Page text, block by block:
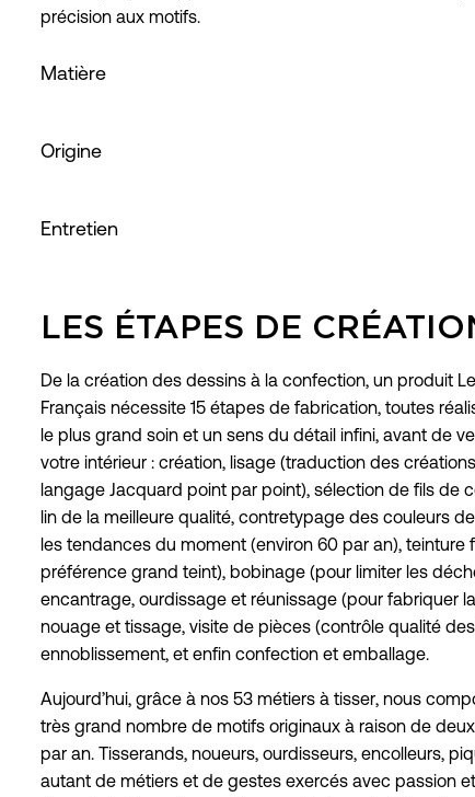
précision aux motifs.
Matière
Origine
Entretien
LES ÉTAPES DE
De la création des dessins à la confection, un produit
Français nécessite 15 étapes de fabrication, toutes
le plus grand soin et un sens du détail infini, avant de
votre intérieur : création, lisage (traduction des
langage Jacquard point par point), sélection de fils de
lin de la meilleure qualité, contretypage des couleurs
les tendances du moment (environ 60 par an), teinture
préférence grand teint), bobinage (pour limiter les
encantrage, ourdissage et réunissage (pour fabriquer
nouage et tissage, visite de pièces (contrôle qualité
ennoblissement, et enfin confection et emballage.
Aujourd’hui, grâce à nos 53 métiers à tisser, nous
très grand nombre de motifs originaux à raison de
par an. Tisserands, noueurs, ourdisseurs, encolleurs,
autant de métiers et de gestes exercés avec passion